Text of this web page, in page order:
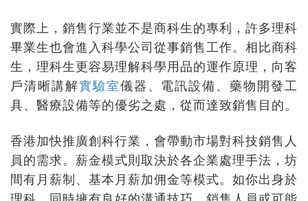
實際上，銷售行業並不是商科生的專利，許多理科
畢業生也會進入科學公司從事銷售工作。相比商科
生，理科生更容易理解科學用品的運作原理，向客
戶清晰講解實驗室儀器、電訊設備、藥物開發工
具、醫療設備等的優劣之處，從而達致銷售目的。
香港加快推廣創科行業，會帶動市場對科技銷售人
員的需求。薪金模式則取決於各企業處理手法，坊
間有月薪制、基本月薪加佣金等模式。如你出身於